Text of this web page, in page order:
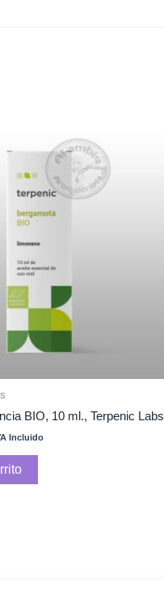
BIO, 10 ml., Terpenic Labs
Incluido